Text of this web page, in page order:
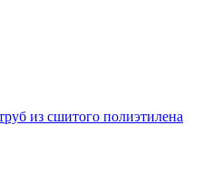
из сшитого полиэтилена